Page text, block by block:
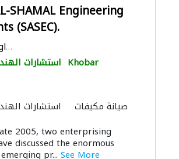
SHAMAL Engineering
(SASEC).
https://goo.gl/maps/x8rD2bikVxSQLxGv5
استشارات Khobar
استشارات
صيانة مكيفات
دراسة أتمتة المنازل
توصيل الكابلات خزانات المياه
2005, two enterprising
discussed the enormous
pr... See More